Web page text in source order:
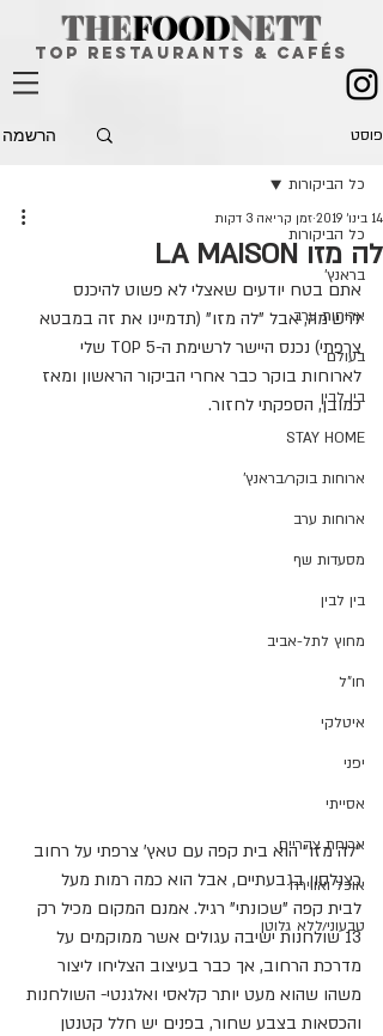
THEFOODNETT
top restaurants & CAFÉS
פוסט הרשמה
כל הביקורות
בראנץ'
ארוחות ערב
בעולם
בין לבין
STAY HOME
ארוחות בוקר/בראנץ'
ארוחות ערב
מסעדות שף
בין לבין
מחוץ לתל-אביב
חו"ל
איטלקי
יפני
אסייתי
ארוחת צהריים
אוכל ואווירה
טבעוני/ללא גלוטן
כל הביקורות
לה מזו LA MAISON
14 בינו׳ 2019 זמן קריאה 3 דקות
אתם בטח יודעים שאצלי לא פשוט להיכנס
לרשימה, אבל "לה מזו" (תדמיינו את זה במבטא
צרפתי) נכנס היישר לרשימת ה-TOP 5 שלי
לארוחות בוקר כבר אחרי הביקור הראשון ומאז
כמובן, הספקתי לחזור.
"לה מזו" הוא בית קפה עם טאץ' צרפתי על רחוב
כצנלסון בגבעתיים, אבל הוא כמה רמות מעל
לבית קפה "שכונתי" רגיל. אמנם המקום מכיל רק
13 שולחנות ישיבה עגולים אשר ממוקמים על
מדרכת הרחוב, אך כבר בעיצוב הצליחו ליצור
משהו שהוא מעט יותר קלאסי ואלגנטי- השולחנות
והכסאות בצבע שחור, בפנים יש חלל קטנטן